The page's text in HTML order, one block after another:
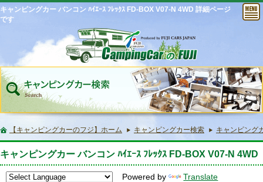
キャンピングカー バンコン ﾊｲｴｰｽ ﾌﾚｯｸｽ FD-BOX V07-N 4WD 詳細ページ
です
【キャンピングカーのフジ】ホーム キャンピングカー検索 キャンピング
キャンピングカー バンコン ﾊｲｴｰｽ ﾌﾚｯｸｽ FD-BOX V07-N 4WD
Powered by Translate